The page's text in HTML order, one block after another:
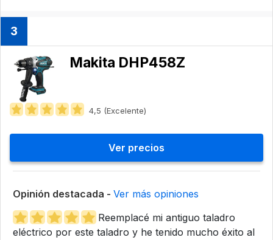
3
Makita DHP458Z
4,5 (Excelente)
Ver precios
Opinión destacada - Ver más opiniones
Reemplacé mi antiguo taladro
eléctrico por este taladro y he tenido mucho éxito al